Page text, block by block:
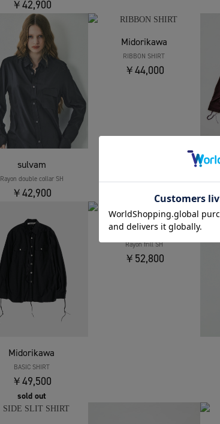
￥42,900
sulvam
Rayon double collar SH
￥42,900
Midorikawa
RIBBON SHIRT
￥44,000
Midorikawa
BASIC SHIRT
￥49,500
sold out
sulvam
Rayon frill SH
￥52,800